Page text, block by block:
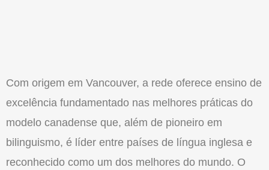
Com origem em Vancouver, a rede oferece ensino de
excelência fundamentado nas melhores práticas do
modelo canadense que, além de pioneiro em
bilinguismo, é líder entre países de língua inglesa e
reconhecido como um dos melhores do mundo. O